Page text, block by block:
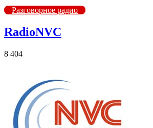
Разговорное радио
RadioNVC
8 404